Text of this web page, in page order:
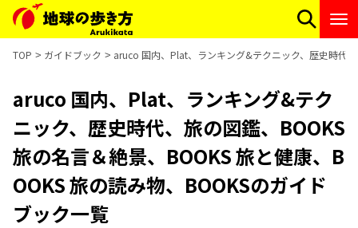
TOP ガイドブック aruco 国内、Plat、ランキング&テクニック、歴史時代
aruco 国内、Plat、ランキング&テク
ニック、歴史時代、旅の図鑑、BOOKS
旅の名言＆絶景、BOOKS 旅と健康、B
OOKS 旅の読み物、BOOKSのガイド
ブック一覧